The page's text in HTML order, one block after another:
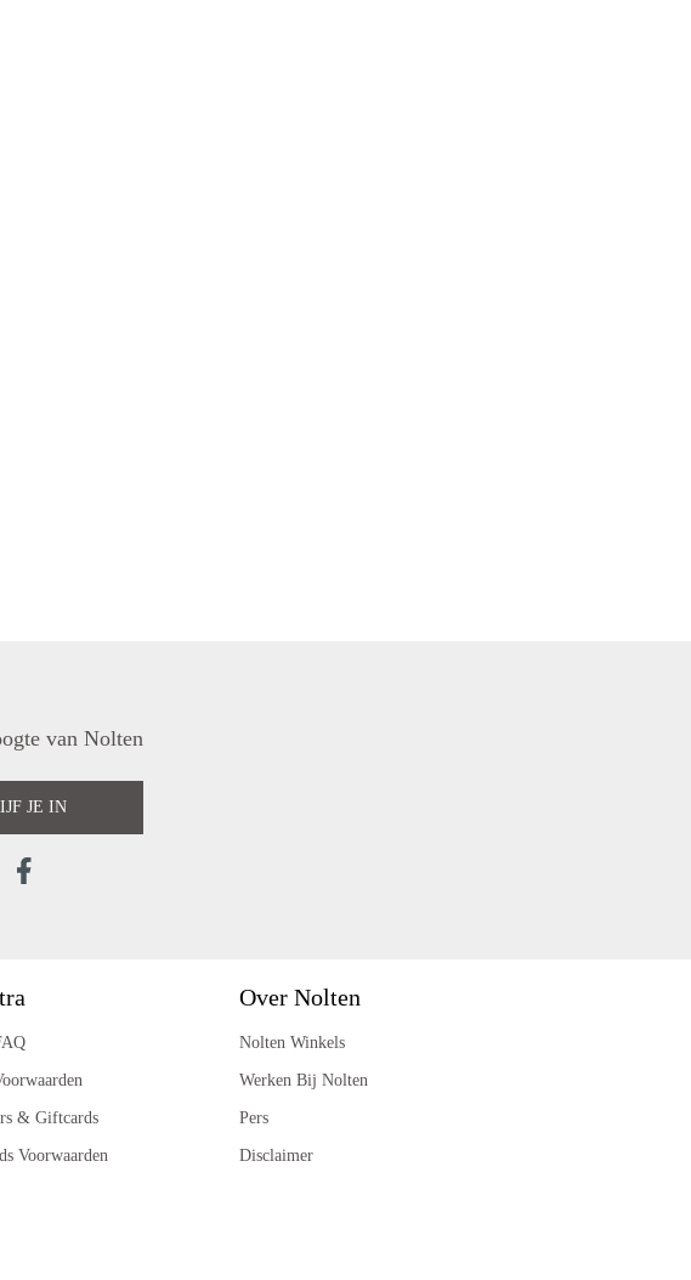
van Nolten
JE IN
& Giftcards
Voorwaarden
Over Nolten
Nolten Winkels
Werken Bij Nolten
Pers
Disclaimer